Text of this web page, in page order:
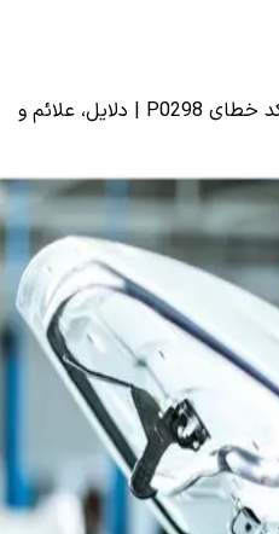
راهنمای جامع عیب یابی کد خطای P0298 | دلایل، علائم و